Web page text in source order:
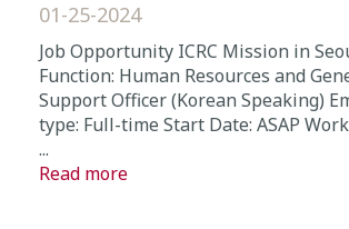
01-25-2024
Job Opportunity ICRC Mission in
Function: Human Resources and
Support Officer (Korean Speaking)
type: Full-time Start Date: ASAP
...
Read more